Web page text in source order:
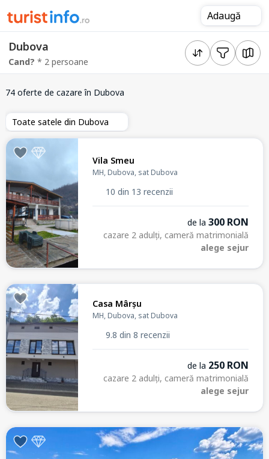
Adaugă
Dubova
Cand? * 2 persoane
74 oferte de cazareîn Dubova
Toate satele din Dubova
Vila Smeu
MH, Dubova, sat Dubova
10 din 13 recenzii
de la 300 RON
cazare 2 adulți, cameră matrimonială
alege sejur
Casa Mârșu
MH, Dubova, sat Dubova
9.8 din 8 recenzii
de la 250 RON
cazare 2 adulți, cameră matrimonială
alege sejur